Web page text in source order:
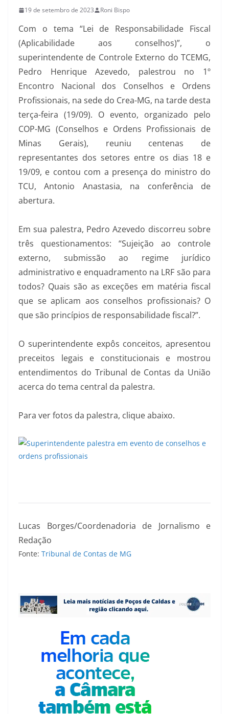
19 de setembro de 2023 Roni Bispo
Com o tema “Lei de Responsabilidade Fiscal
(Aplicabilidade aos conselhos)”, o
superintendente de Controle Externo do TCEMG,
Pedro Henrique Azevedo, palestrou no 1º
Encontro Nacional dos Conselhos e Ordens
Profissionais, na sede do Crea-MG, na tarde desta
terça-feira (19/09). O evento, organizado pelo
COP-MG (Conselhos e Ordens Profissionais de
Minas Gerais), reuniu centenas de
representantes dos setores entre os dias 18 e
19/09, e contou com a presença do ministro do
TCU, Antonio Anastasia, na conferência de
abertura.
Em sua palestra, Pedro Azevedo discorreu sobre
três questionamentos: “Sujeição ao controle
externo, submissão ao regime jurídico
administrativo e enquadramento na LRF são para
todos? Quais são as exceções em matéria fiscal
que se aplicam aos conselhos profissionais? O
que são princípios de responsabilidade fiscal?”.
O superintendente expôs conceitos, apresentou
preceitos legais e constitucionais e mostrou
entendimentos do Tribunal de Contas da União
acerca do tema central da palestra.
Para ver fotos da palestra, clique abaixo.
Lucas Borges/Coordenadoria de Jornalismo e
Redação
Fonte: Tribunal de Contas de MG